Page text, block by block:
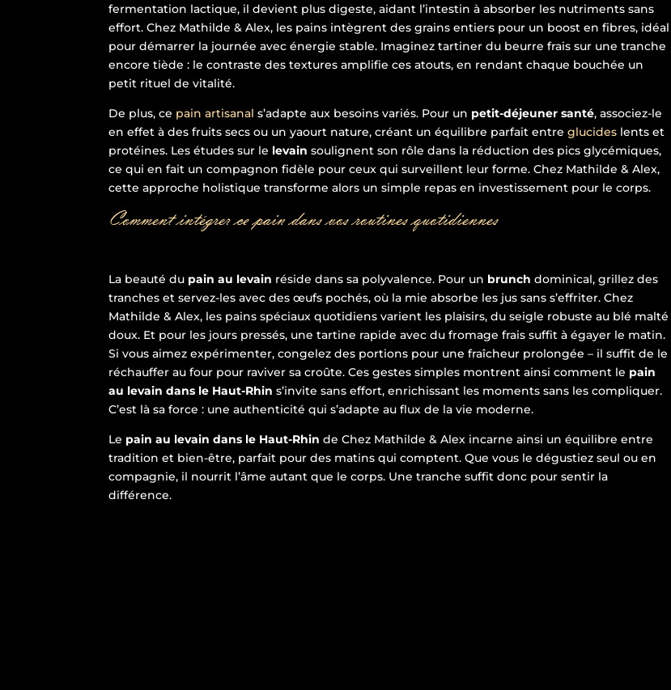
fermentation lactique, il devient plus digeste, aidant l’intestin à absorber les nutriments sans
effort. Chez Mathilde & Alex, les pains intègrent des grains entiers pour un boost en fibres, idéal
pour démarrer la journée avec énergie stable. Imaginez tartiner du beurre frais sur une tranche
encore tiède : le contraste des textures amplifie ces atouts, en rendant chaque bouchée un
petit rituel de vitalité.
De plus, ce pain artisanal s’adapte aux besoins variés. Pour un petit-déjeuner santé, associez-le
en effet à des fruits secs ou un yaourt nature, créant un équilibre parfait entreglucides lents et
protéines. Les études sur le levain soulignent son rôle dans la réduction des pics glycémiques,
ce qui en fait un compagnon fidèle pour ceux qui surveillent leur forme. Chez Mathilde & Alex,
cette approche holistique transforme alors un simple repas en investissement pour le corps.
Comment intégrer ce pain dans vos routines quotidiennes
La beauté du pain au levain réside dans sa polyvalence. Pour un brunch dominical, grillez des
tranches et servez-les avec des œufs pochés, où la mie absorbe les jus sans s’effriter. Chez
Mathilde & Alex, les pains spéciaux quotidiens varient les plaisirs, du seigle robuste au blé malté
doux. Et pour les jours pressés, une tartine rapide avec du fromage frais suffit à égayer le matin.
Si vous aimez expérimenter, congelez des portions pour une fraîcheur prolongée – il suffit de le
réchauffer au four pour raviver sa croûte. Ces gestes simples montrent ainsi comment le pain
au levain dans le Haut-Rhin s’invite sans effort, enrichissant les moments sans les compliquer.
C’est là sa force : une authenticité qui s’adapte au flux de la vie moderne.
Le pain au levain dans le Haut-Rhin de Chez Mathilde & Alex incarne ainsi un équilibre entre
tradition et bien-être, parfait pour des matins qui comptent. Que vous le dégustiez seul ou en
compagnie, il nourrit l’âme autant que le corps. Une tranche suffit donc pour sentir la
différence.